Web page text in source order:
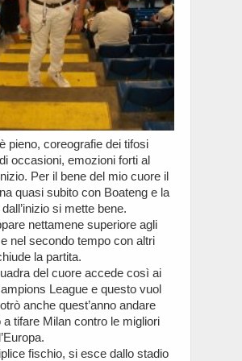
pieno, coreografie dei tifosi
occasioni, emozioni forti al
Per il bene del mio cuore il
quasi subito con Boateng e la
si mette bene.
nettamene superiore agli
nel secondo tempo con altri
la partita.
del cuore accede così ai
League e questo vuol
anche quest’anno andare
a tifare Milan contro le migliori
fischio, si esce dallo stadio